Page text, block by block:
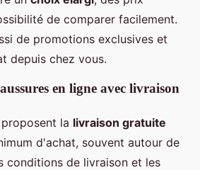
de comparer facilement.
de promotions exclusives et
depuis chez vous.
en ligne avec livraison
la livraison gratuite
d'achat, souvent autour de
conditions de livraison et les